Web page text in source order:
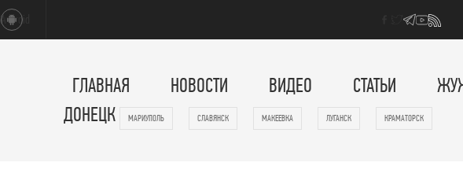
Android
ГЛАВНАЯ НОВОСТИ ВИДЕО СТАТЬИ
ДОНЕЦК
МАРИУПОЛЬ СЛАВЯНСК МАКЕЕВКА ЛУГАНСК КРАМАТОРСК